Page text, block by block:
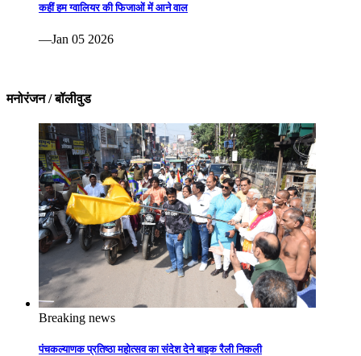
कहीं हम ग्वालियर की फिजाओं में आने वाल
—Jan 05 2026
मनोरंजन / बॉलीवुड
Breaking news
पंचकल्याणक प्रतिष्ठा महोत्सव का संदेश देने बाइक रैली निकली